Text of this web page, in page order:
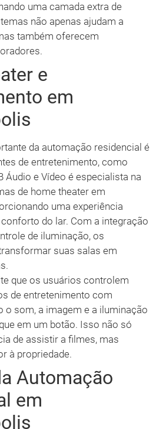
uma camada extra de
não apenas ajudam a
também oferecem
e
em
da automação residencial é
de entretenimento, como
Áudio e Vídeo é especialista na
de home theater em
uma experiência
do lar. Com a integração
de iluminação, os
suas salas em
que os usuários controlem
de entretenimento com
o som, a imagem e a iluminação
em um botão. Isso não só
de assistir a filmes, mas
à propriedade.
Automação
em